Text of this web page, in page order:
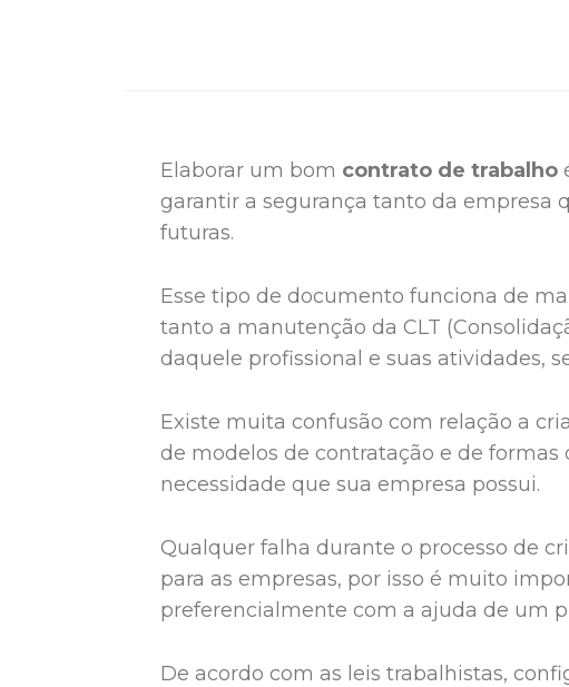
Elaborar um bom contrato de trabalho
garantir a segurança tanto da empresa
futuras.
Esse tipo de documento funciona de
tanto a manutenção da CLT
daquele profissional e suas atividades,
Existe muita confusão com relação a
de modelos de contratação e de
necessidade que sua empresa possui.
Qualquer falha durante o processo de
para as empresas, por isso é muito
preferencialmente com a ajuda de um
De acordo com as leis trabalhistas,